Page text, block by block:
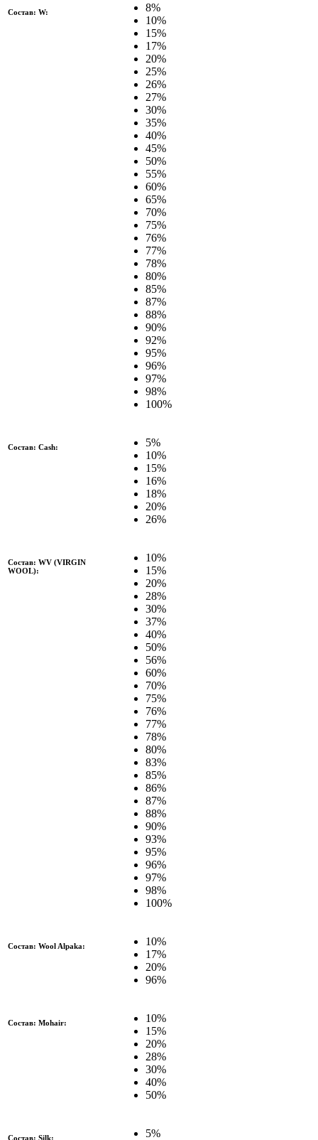
Состав: W:
8%
10%
15%
17%
20%
25%
26%
27%
30%
35%
40%
45%
50%
55%
60%
65%
70%
75%
76%
77%
78%
80%
85%
87%
88%
90%
92%
95%
96%
97%
98%
100%
Состав: Cash:
5%
10%
15%
16%
18%
20%
26%
Состав: WV (VIRGIN
WOOL):
10%
15%
20%
28%
30%
37%
40%
50%
56%
60%
70%
75%
76%
77%
78%
80%
83%
85%
86%
87%
88%
90%
93%
95%
96%
97%
98%
100%
Состав: Wool Alpaka:
10%
17%
20%
96%
Состав: Mohair:
10%
15%
20%
28%
30%
40%
50%
Состав: Silk:
5%